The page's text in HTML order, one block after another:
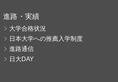
進路・実績
大学合格状況
日本大学への推薦入学制度
進路通信
日大DAY